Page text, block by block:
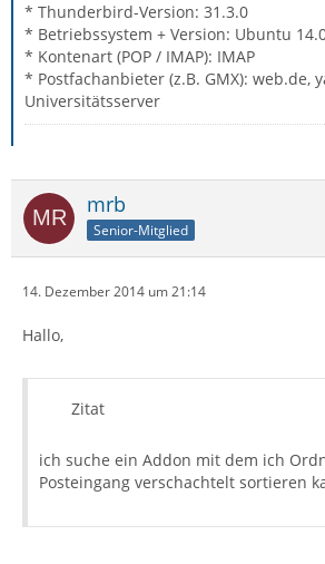
* Thunderbird-Version: 31.3.0
* Betriebssystem + Version: Ubuntu
* Kontenart (POP / IMAP): IMAP
* Postfachanbieter (z.B. GMX): web.de,
Universitätsserver
mrb
Senior-Mitglied
14. Dezember 2014 um 21:14
Hallo,
Zitat
ich suche ein Addon mit dem ich
Posteingang verschachtelt sortieren